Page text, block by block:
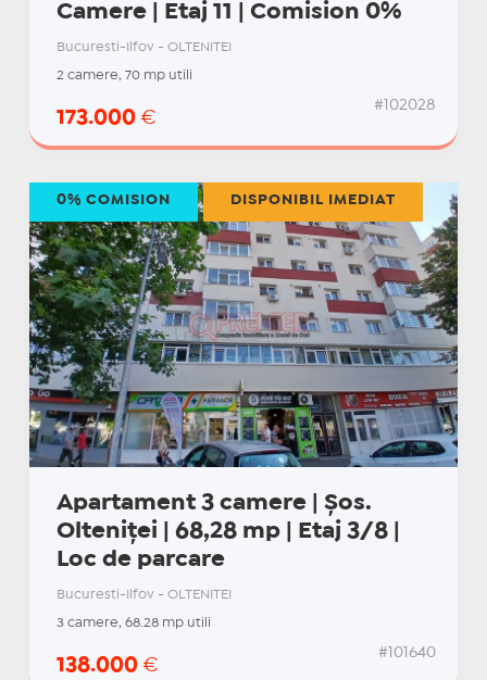
Camere | Etaj 11 | Comision 0%
Bucuresti-Ilfov - OLTENITEI
2 camere, 70 mp utili
173.000 €
#102028
Apartament 3 camere | Șos.
Olteniței | 68,28 mp | Etaj 3/8 |
Loc de parcare
Bucuresti-Ilfov - OLTENITEI
3 camere, 68.28 mp utili
138.000 €
#101640
0% COMISION DISPONIBIL IMEDIAT